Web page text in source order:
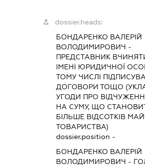
dossier.heads:
БОНДАРЕНКО ВАЛЕРІЙ
ВОЛОДИМИРОВИЧ -
ПРЕДСТАВНИК
ІМЕНІ ЮРИДИЧНОЇ
ТОМУ ЧИСЛІ
ДОГОВОРИ ТОЩО
УГОДИ ПРО
НА СУМУ, ЩО
БІЛЬШЕ ВІДСОТКІВ
ТОВАРИСТВА)
dossier.position -
БОНДАРЕНКО ВАЛЕРІЙ
ВОЛОДИМИРОВИЧ -